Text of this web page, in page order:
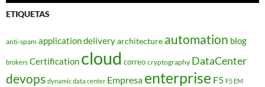
ETIQUETAS
anti-spam application deliveryarchitecture automation blog
brokers Certification cloud correo cryptography DataCenter
devops dynamic data center Empresa enterprise F5 F5 EM